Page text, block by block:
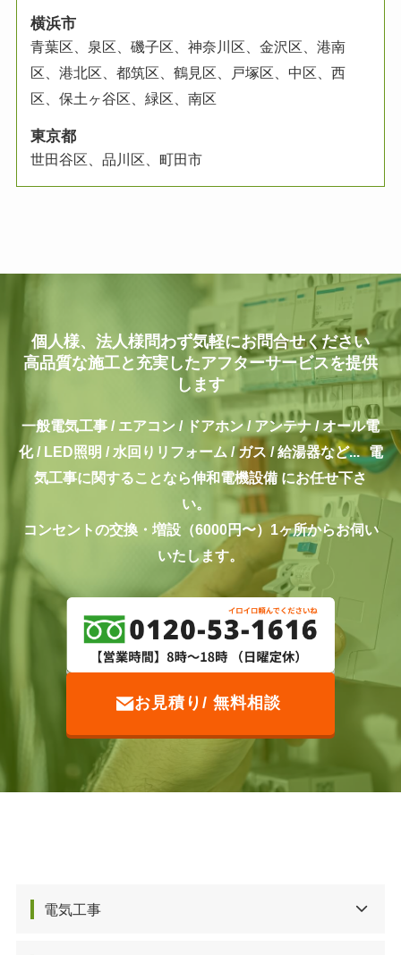
横浜市
青葉区、泉区、磯子区、神奈川区、金沢区、港南
区、港北区、都筑区、鶴見区、
戸塚区、中区、西
区、保土ヶ谷区、緑区、 南区
東京都
世田谷区、品川区、町田市
個人様、法人様問わず気軽にお問合せください
高品質な施工と充実したアフターサービスを提供
します
一般電気工事 / エアコン / ドアホン / アンテナ / オール電
化 / LED照明 / 水回りリフォーム / ガス / 給湯器など...電
気工事に関することなら伸和電機設備 にお任せ下さ
い。
コンセントの交換・増設（6000円〜）1ヶ所からお伺い
いたします。
お見積り/ 無料相談
電気工事